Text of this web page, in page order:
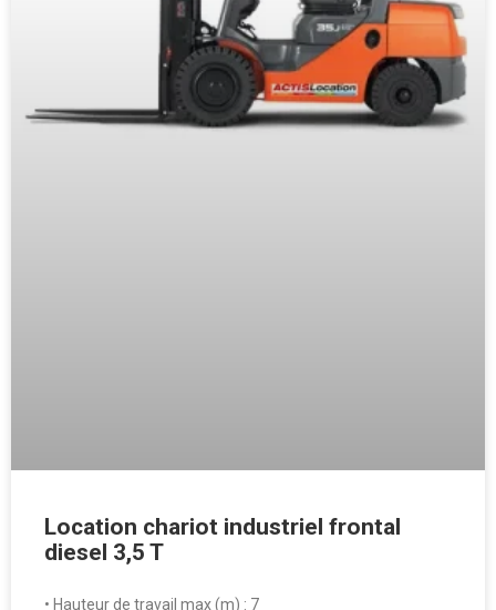
Location chariot industriel frontal
diesel 3,5 T
• Hauteur de travail max (m) : 7